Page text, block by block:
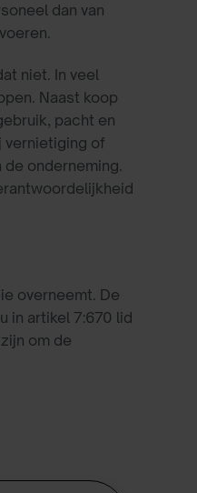
dan van
niet. In veel
Naast koop
pacht en
vernietiging of
de onderneming.
overneemt. De
in artikel 7:670 lid
om de